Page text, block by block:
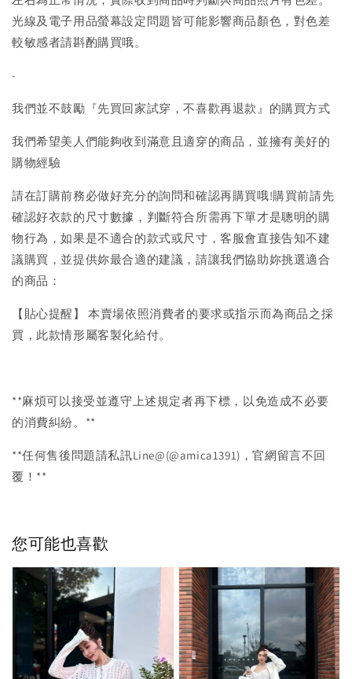
光線及電子用品螢幕設定問題皆可能影響商品顏色，對色差
較敏感者請斟酌購買哦。
-
我們並不鼓勵『先買回家試穿，不喜歡再退款』的購買方式
我們希望美人們能夠收到滿意且適穿的商品，並擁有美好的
購物經驗
請在訂購前務必做好充分的詢問和確認再購買哦!購買前請先
確認好衣款的尺寸數據，判斷符合所需再下單才是聰明的購
物行為，如果是不適合的款式或尺寸，客服會直接告知不建
議購買，並提供妳最合適的建議，請讓我們協助妳挑選適合
的商品：
【貼心提醒】 本賣場依照消費者的要求或指示而為商品之採
買，此款情形屬客製化給付。
**麻煩可以接受並遵守上述規定者再下標，以免造成不必要
的消費糾紛。**
**任何售後問題請私訊Line@(@amica1391)，官網留言不回
覆！**
您可能也喜歡